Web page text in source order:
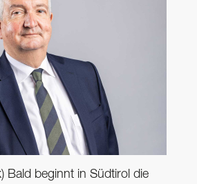
Bald beginnt in Südtirol die